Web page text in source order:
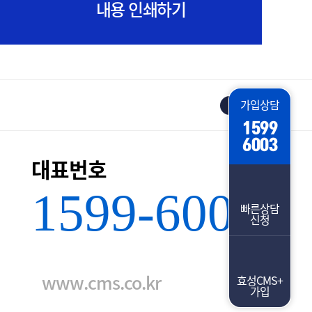
내용 인쇄하기
가입상담
1599
6003
빠른상담
신청
효성CMS+
가입
TOP
대표번호
1599-6003
www.cms.co.kr